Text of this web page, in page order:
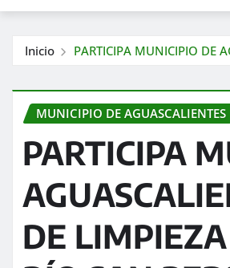
Inicio PARTICIPA MUNICIPIO DE
MUNICIPIO DE AGUASCALIENTES
PARTICIPA
DE